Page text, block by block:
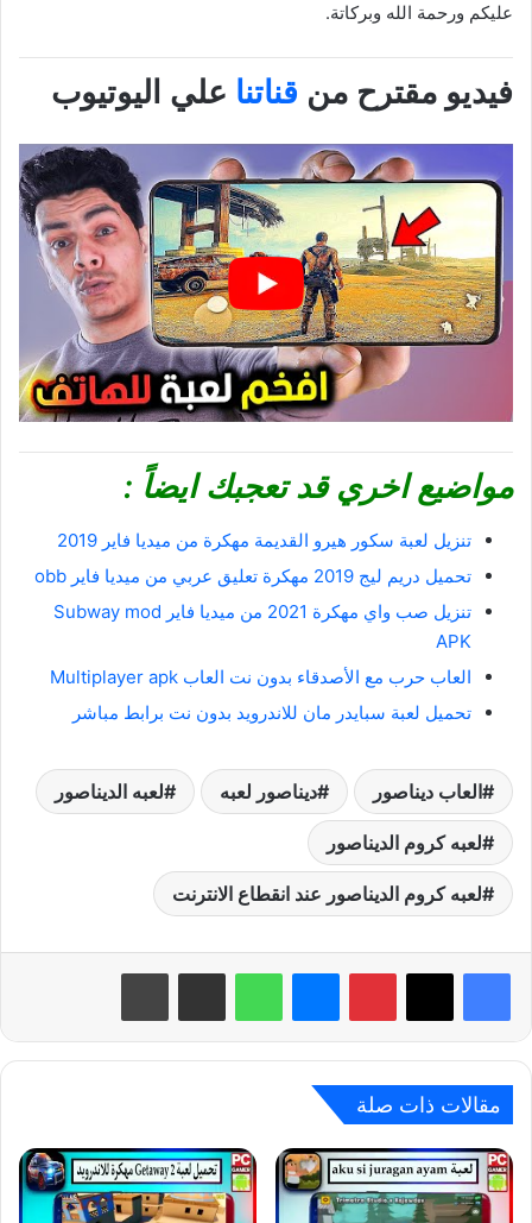
عليكم ورحمة الله وبركاتة.
فيديو مقترح من قناتنا علي اليوتيوب
مواضيع اخري قد تعجبك ايضاً :
تنزيل لعبة سكور هيرو القديمة مهكرة من ميديا فاير 2019
تحميل دريم ليج 2019 مهكرة تعليق عربي من ميديا فاير obb
تنزيل صب واي مهكرة 2021 من ميديا فاير Subway mod
APK
العاب حرب مع الأصدقاء بدون نت العاب Multiplayer apk
تحميل لعبة سبايدر مان للاندرويد بدون نت برابط مباشر
العاب ديناصور ديناصور لعبه لعبه الديناصور
لعبه كروم الديناصور
لعبه كروم الديناصور عند انقطاع الانترنت
بينتيريست واتساب
مقالات ذات صلة